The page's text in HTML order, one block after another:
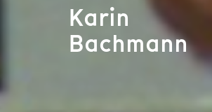
Karin
Bachmann